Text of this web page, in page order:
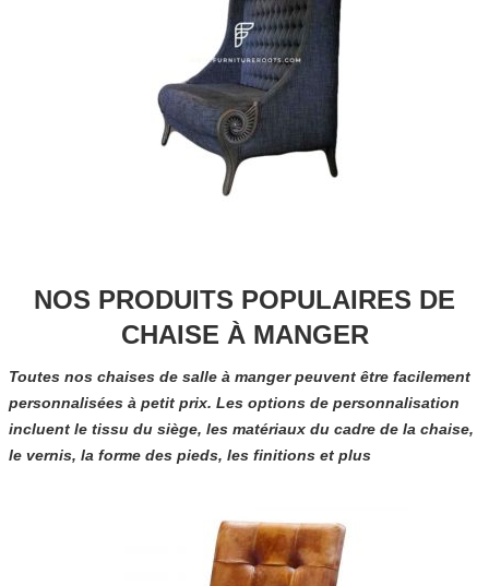
NOS PRODUITS POPULAIRES DE
CHAISE À MANGER
Toutes nos chaises de salle à manger peuvent être facilement
personnalisées à petit prix. Les options de personnalisation
incluent le tissu du siège, les matériaux du cadre de la chaise,
le vernis, la forme des pieds, les finitions et plus